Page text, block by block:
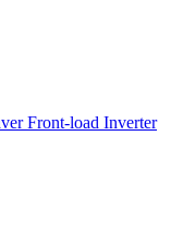
Front-load Inverter